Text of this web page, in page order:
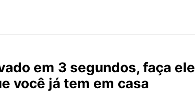
em 3 segundos, faça ele
você já tem em casa